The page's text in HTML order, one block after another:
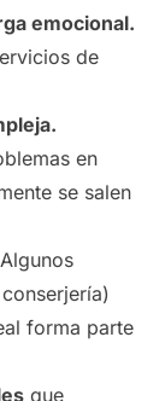
emocional.
de
en
se salen
Algunos
forma parte
que